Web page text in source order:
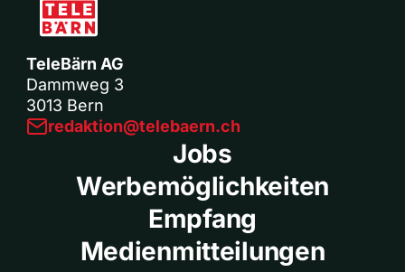
TeleBärn AG
Dammweg 3
3013 Bern
redaktion@telebaern.ch
Jobs
Werbemöglichkeiten
Empfang
Medienmitteilungen